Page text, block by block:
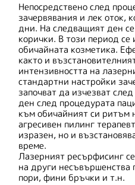
Непосредствено след
зачервявания и лек оток,
дни. На следващият ден
корички. В този период се
обичайната козметика.
както и
интензивността на
стандартни настройки
започват да изчезват
ден след процедурата
към обичайният си ритъм
агресивен пилинг
изразен, но и
време.
Лазерният ресърфисинг
на други несъвършенства
пори, фини бръчки и т.н.